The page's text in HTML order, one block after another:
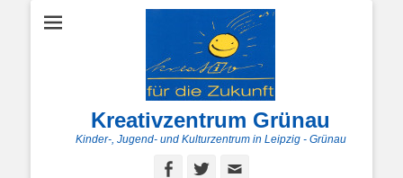
Kreativzentrum Grünau
Kinder-, Jugend- und Kulturzentrum in Leipzig - Grünau
Facebook
Twitter